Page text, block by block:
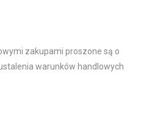
zakupami proszone są o
warunków handlowych